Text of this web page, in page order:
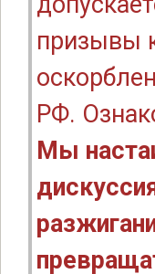
призывы
РФ.
Мы